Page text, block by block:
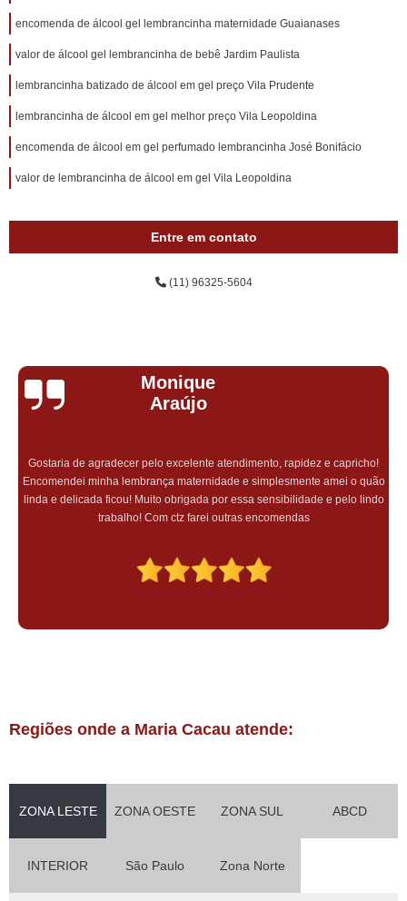
encomenda de álcool gel lembrancinha maternidade Guaianases
valor de álcool gel lembrancinha de bebê Jardim Paulista
lembrancinha batizado de álcool em gel preço Vila Prudente
lembrancinha de álcool em gel melhor preço Vila Leopoldina
encomenda de álcool em gel perfumado lembrancinha José Bonifácio
valor de lembrancinha de álcool em gel Vila Leopoldina
Entre em contato
(11) 96325-5604
Monique
Araújo
Gostaria de agradecer pelo excelente atendimento, rapidez e capricho!
Encomendei minha lembrança maternidade e simplesmente amei o quão
linda e delicada ficou! Muito obrigada por essa sensibilidade e pelo lindo
trabalho! Com ctz farei outras encomendas
Regiões onde a Maria Cacau atende:
ZONA LESTE ZONA OESTE ZONA SUL ABCD
INTERIOR São Paulo Zona Norte